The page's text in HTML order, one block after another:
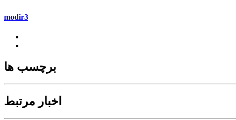
modir3
برچسب ها
اخبار مرتبط